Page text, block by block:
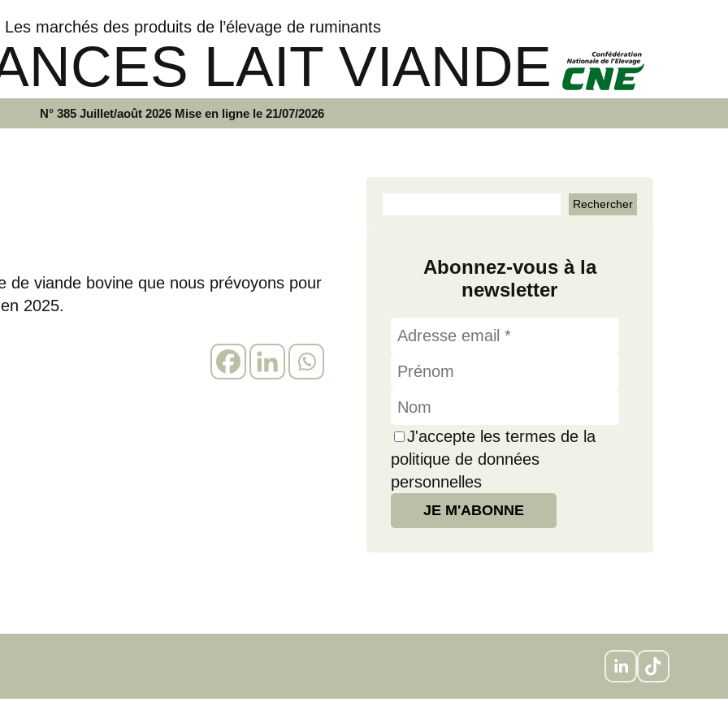
Les marchés des produits de l’élevage de ruminants
LAIT VIANDE
N° 385 Juillet/août 2026 Mise en ligne le 21/07/2026
de viande bovine que nous prévoyons pour
2025.
Abonnez-vous à la
newsletter
J'accepte les termes de la
politique de données
personnelles